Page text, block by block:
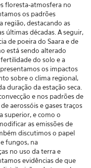
floresta-atmosfera no
os padrões
região, destacando as
últimas décadas. A seguir,
de poeira do Saara e de
está sendo alterado
do solo e a
os impactos
sobre o clima regional,
duração da estação seca.
e nos padrões de
aerossóis e gases traços
superior, e como o
as emissões de
discutimos o papel
fungos, na
no uso da terra e
evidências de que